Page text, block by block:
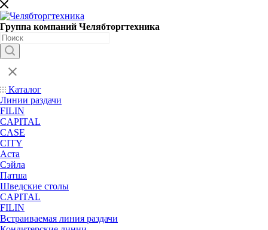
Группа компаний Челябторгтехника
Каталог
Линии раздачи
FILIN
CAPITAL
CASE
CITY
Аста
Сэйла
Патша
Шведские столы
CAPITAL
FILIN
Встраиваемая линия раздачи